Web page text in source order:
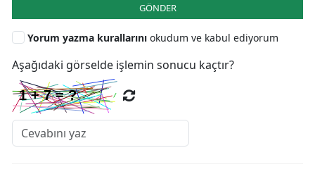
GÖNDER
Yorum yazma kurallarını okudum ve kabul ediyorum
Aşağıdaki görselde işlemin sonucu kaçtır?